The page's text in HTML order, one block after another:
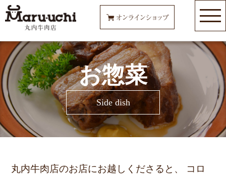
お惣菜
Side dish
丸内牛肉店のお店にお越しくださると、
コロ